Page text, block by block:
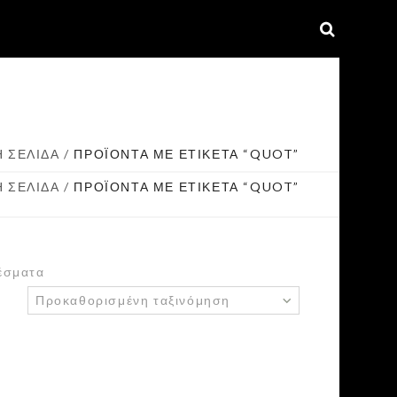
ΣΕΛΊΔΑ / ΠΡΟΪΌΝΤΑ ΜΕ ΕΤΙΚΈΤΑ “QUOT”
ΣΕΛΊΔΑ / ΠΡΟΪΌΝΤΑ ΜΕ ΕΤΙΚΈΤΑ “QUOT”
Προκαθορισμένη ταξινόμηση